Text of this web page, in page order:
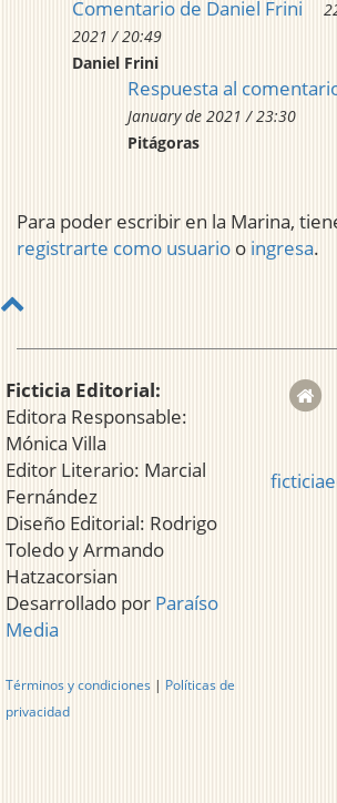
Comentario de Daniel Frini
2021 / 20:49
Daniel Frini
Respuesta al
January de 2021 / 23:30
Pitágoras
Para poder escribir en la Marina,
registrarte como usuario o ingresa.
Ficticia Editorial:
Editora Responsable:
Mónica Villa
Editor Literario: Marcial
Fernández
Diseño Editorial: Rodrigo
Toledo y Armando
Hatzacorsian
Desarrollado por Paraíso
Media
Términos y condiciones | Políticas de
privacidad